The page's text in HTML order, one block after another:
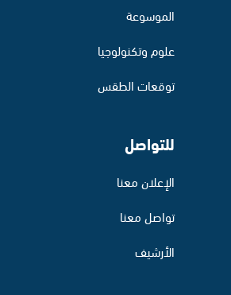
الموسوعة
علوم وتكنولوجيا
توقعات الطقس
للتواصل
الإعلان معنا
تواصل معنا
الأرشيف